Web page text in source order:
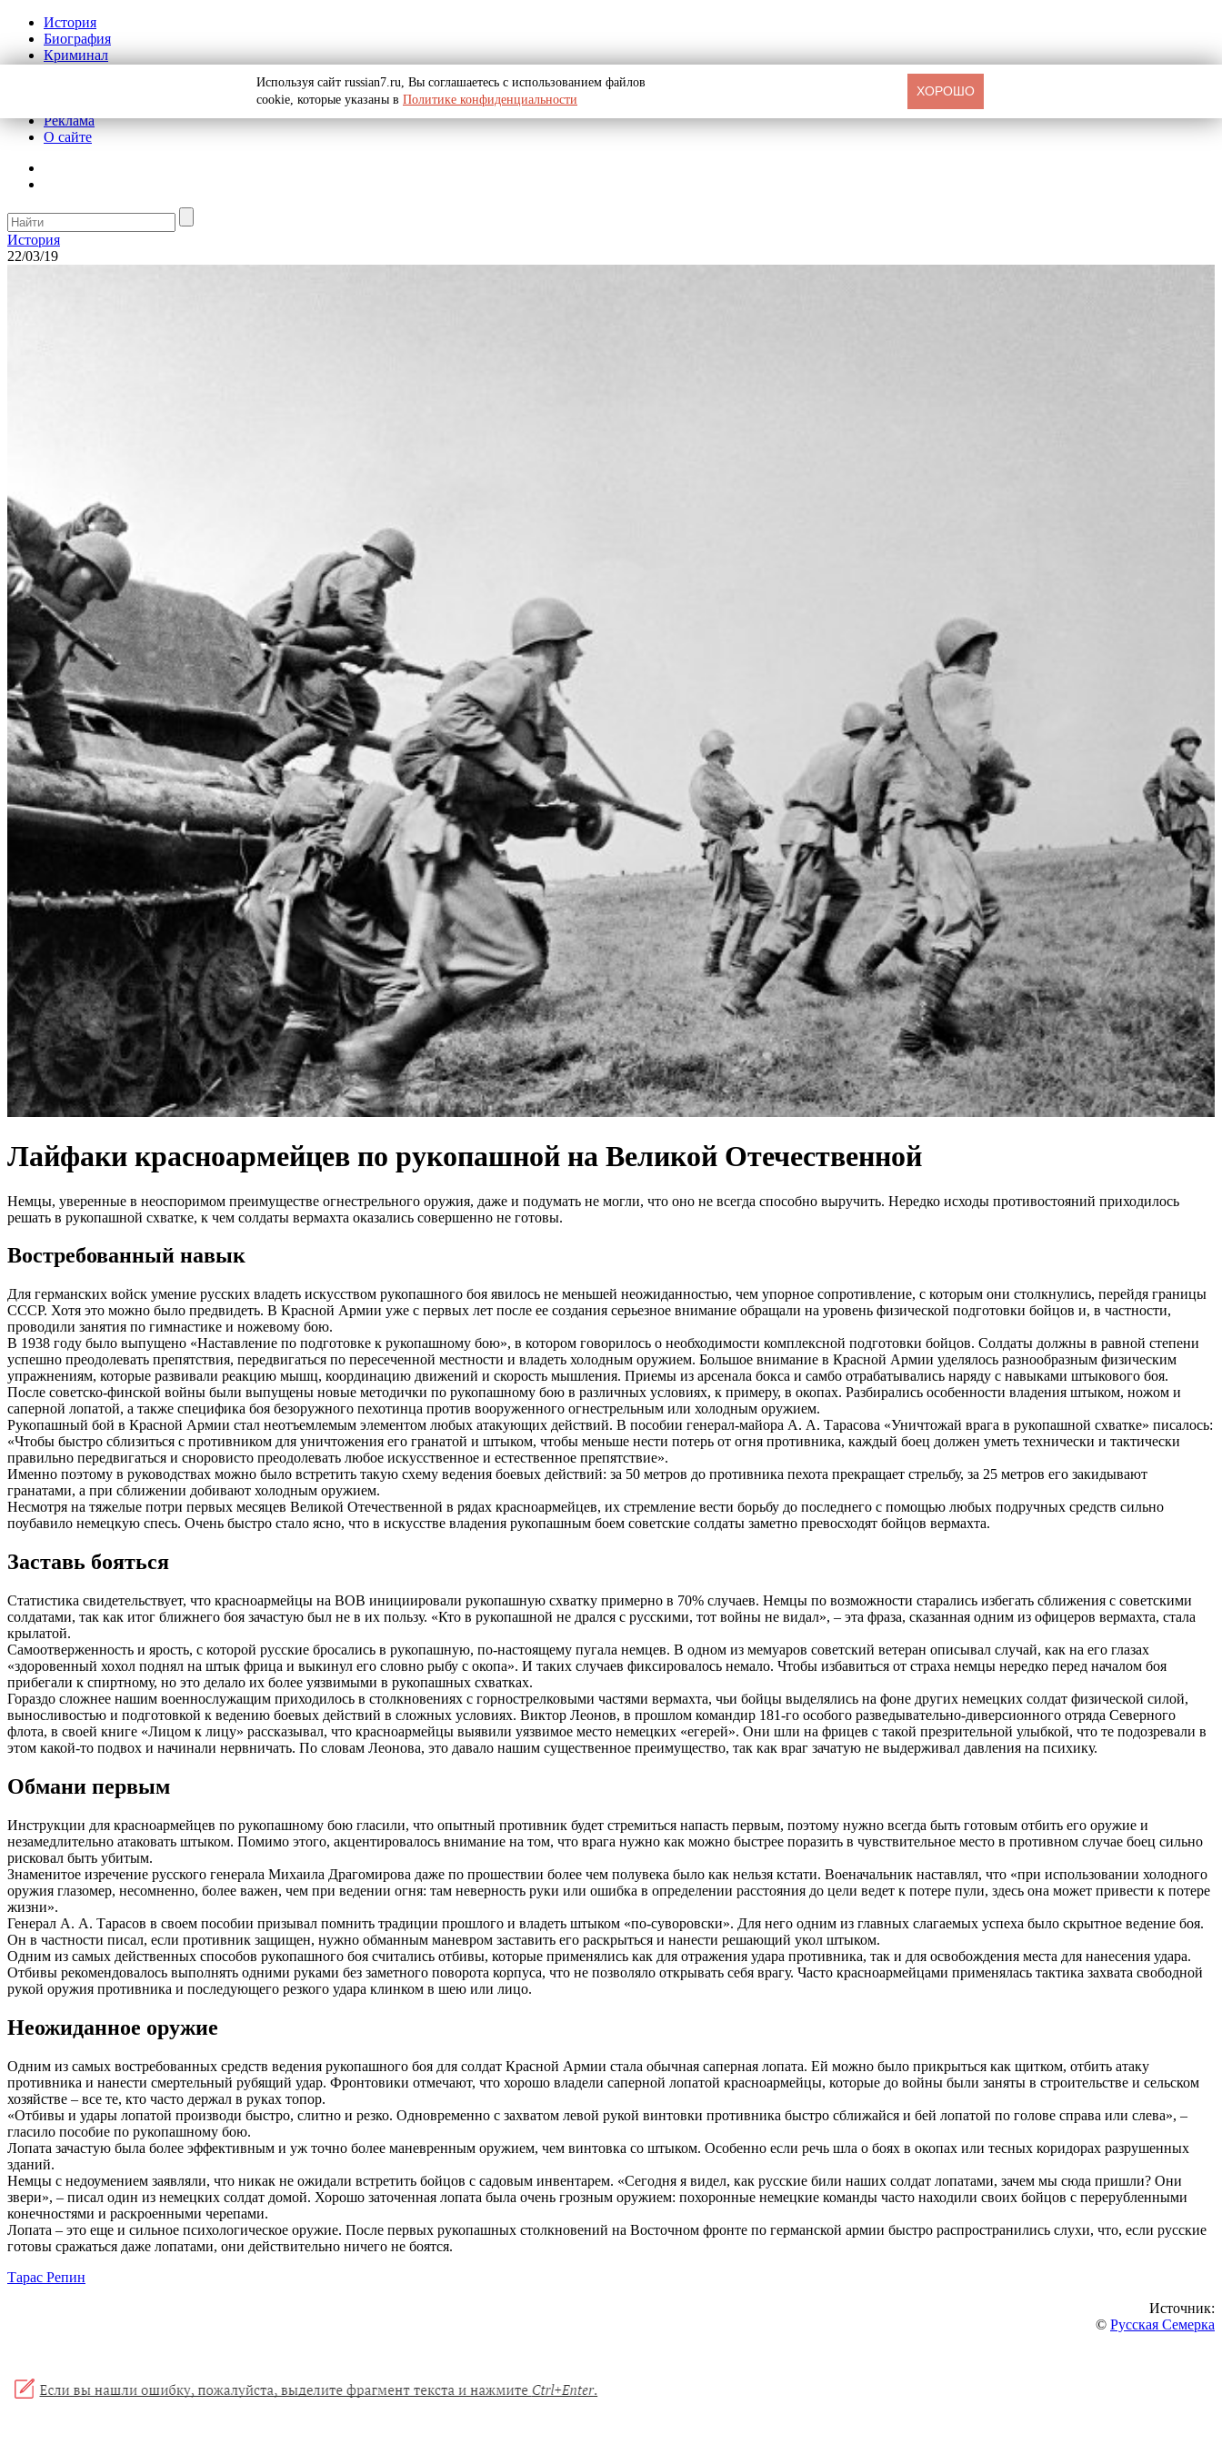
История
Биография
Криминал
Реклама
О сайте
История
22/03/19
Лайфаки красноармейцев по рукопашной на Великой Отечественной
Немцы, уверенные в неоспоримом преимуществе огнестрельного оружия, даже и подумать не могли, что оно не всегда способно выручить. Нередко исходы противостояний приходилось
решать в рукопашной схватке, к чем солдаты вермахта оказались совершенно не готовы.
Востребованный навык
Для германских войск умение русских владеть искусством рукопашного боя явилось не меньшей неожиданностью, чем упорное сопротивление, с которым они столкнулись, перейдя границы
СССР. Хотя это можно было предвидеть. В Красной Армии уже с первых лет после ее создания серьезное внимание обращали на уровень физической подготовки бойцов и, в частности,
проводили занятия по гимнастике и ножевому бою.
В 1938 году было выпущено «Наставление по подготовке к рукопашному бою», в котором говорилось о необходимости комплексной подготовки бойцов. Солдаты должны в равной степени
успешно преодолевать препятствия, передвигаться по пересеченной местности и владеть холодным оружием. Большое внимание в Красной Армии уделялось разнообразным физическим
упражнениям, которые развивали реакцию мышц, координацию движений и скорость мышления. Приемы из арсенала бокса и самбо отрабатывались наряду с навыками штыкового боя.
После советско-финской войны были выпущены новые методички по рукопашному бою в различных условиях, к примеру, в окопах. Разбирались особенности владения штыком, ножом и
саперной лопатой, а также специфика боя безоружного пехотинца против вооруженного огнестрельным или холодным оружием.
Рукопашный бой в Красной Армии стал неотъемлемым элементом любых атакующих действий. В пособии генерал-майора А. А. Тарасова «Уничтожай врага в рукопашной схватке» писалось:
«Чтобы быстро сблизиться с противником для уничтожения его гранатой и штыком, чтобы меньше нести потерь от огня противника, каждый боец должен уметь технически и тактически
правильно передвигаться и сноровисто преодолевать любое искусственное и естественное препятствие».
Именно поэтому в руководствах можно было встретить такую схему ведения боевых действий: за 50 метров до противника пехота прекращает стрельбу, за 25 метров его закидывают
гранатами, а при сближении добивают холодным оружием.
Несмотря на тяжелые потри первых месяцев Великой Отечественной в рядах красноармейцев, их стремление вести борьбу до последнего с помощью любых подручных средств сильно
поубавило немецкую спесь. Очень быстро стало ясно, что в искусстве владения рукопашным боем советские солдаты заметно превосходят бойцов вермахта.
Заставь бояться
Статистика свидетельствует, что красноармейцы на ВОВ инициировали рукопашную схватку примерно в 70% случаев. Немцы по возможности старались избегать сближения с советскими
солдатами, так как итог ближнего боя зачастую был не в их пользу. «Кто в рукопашной не дрался с русскими, тот войны не видал», – эта фраза, сказанная одним из офицеров вермахта, стала
крылатой.
Самоотверженность и ярость, с которой русские бросались в рукопашную, по-настоящему пугала немцев. В одном из мемуаров советский ветеран описывал случай, как на его глазах
«здоровенный хохол поднял на штык фрица и выкинул его словно рыбу с окопа». И таких случаев фиксировалось немало. Чтобы избавиться от страха немцы нередко перед началом боя
прибегали к спиртному, но это делало их более уязвимыми в рукопашных схватках.
Гораздо сложнее нашим военнослужащим приходилось в столкновениях с горнострелковыми частями вермахта, чьи бойцы выделялись на фоне других немецких солдат физической силой,
выносливостью и подготовкой к ведению боевых действий в сложных условиях. Виктор Леонов, в прошлом командир 181-го особого разведывательно-диверсионного отряда Северного
флота, в своей книге «Лицом к лицу» рассказывал, что красноармейцы выявили уязвимое место немецких «егерей». Они шли на фрицев с такой презрительной улыбкой, что те подозревали в
этом какой-то подвох и начинали нервничать. По словам Леонова, это давало нашим существенное преимущество, так как враг зачатую не выдерживал давления на психику.
Обмани первым
Инструкции для красноармейцев по рукопашному бою гласили, что опытный противник будет стремиться напасть первым, поэтому нужно всегда быть готовым отбить его оружие и
незамедлительно атаковать штыком. Помимо этого, акцентировалось внимание на том, что врага нужно как можно быстрее поразить в чувствительное место в противном случае боец сильно
рисковал быть убитым.
Знаменитое изречение русского генерала Михаила Драгомирова даже по прошествии более чем полувека было как нельзя кстати. Военачальник наставлял, что «при использовании холодного
оружия глазомер, несомненно, более важен, чем при ведении огня: там неверность руки или ошибка в определении расстояния до цели ведет к потере пули, здесь она может привести к потере
жизни».
Генерал А. А. Тарасов в своем пособии призывал помнить традиции прошлого и владеть штыком «по-суворовски». Для него одним из главных слагаемых успеха было скрытное ведение боя.
Он в частности писал, если противник защищен, нужно обманным маневром заставить его раскрыться и нанести решающий укол штыком.
Одним из самых действенных способов рукопашного боя считались отбивы, которые применялись как для отражения удара противника, так и для освобождения места для нанесения удара.
Отбивы рекомендовалось выполнять одними руками без заметного поворота корпуса, что не позволяло открывать себя врагу. Часто красноармейцами применялась тактика захвата свободной
рукой оружия противника и последующего резкого удара клинком в шею или лицо.
Неожиданное оружие
Одним из самых востребованных средств ведения рукопашного боя для солдат Красной Армии стала обычная саперная лопата. Ей можно было прикрыться как щитком, отбить атаку
противника и нанести смертельный рубящий удар. Фронтовики отмечают, что хорошо владели саперной лопатой красноармейцы, которые до войны были заняты в строительстве и сельском
хозяйстве – все те, кто часто держал в руках топор.
«Отбивы и удары лопатой производи быстро, слитно и резко. Одновременно с захватом левой рукой винтовки противника быстро сближайся и бей лопатой по голове справа или слева», –
гласило пособие по рукопашному бою.
Лопата зачастую была более эффективным и уж точно более маневренным оружием, чем винтовка со штыком. Особенно если речь шла о боях в окопах или тесных коридорах разрушенных
зданий.
Немцы с недоумением заявляли, что никак не ожидали встретить бойцов с садовым инвентарем. «Сегодня я видел, как русские били наших солдат лопатами, зачем мы сюда пришли? Они
звери», – писал один из немецких солдат домой. Хорошо заточенная лопата была очень грозным оружием: похоронные немецкие команды часто находили своих бойцов с перерубленными
конечностями и раскроенными черепами.
Лопата – это еще и сильное психологическое оружие. После первых рукопашных столкновений на Восточном фронте по германской армии быстро распространились слухи, что, если русские
готовы сражаться даже лопатами, они действительно ничего не боятся.
Тарас Репин
Источник:
© Русская Семерка
Используя сайт russian7.ru, Вы соглашаетесь с использованием файлов
cookie, которые указаны в Политике конфиденциальности
ХОРОШО